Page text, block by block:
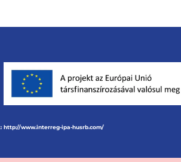
http://www.interreg-ipa-husrb.com/